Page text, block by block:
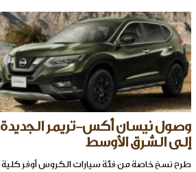
وصول نيسان أكس-تريمر الجديدة
إلى الشرق الأوسط
طرح نسخ خاصة من فئة سيارات الكروس أوفر كلية